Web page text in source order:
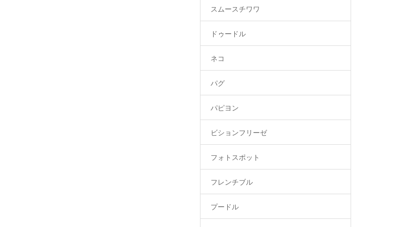
スムースチワワ
ドゥードル
ネコ
パグ
パピヨン
ビションフリーゼ
フォトスポット
フレンチブル
プードル